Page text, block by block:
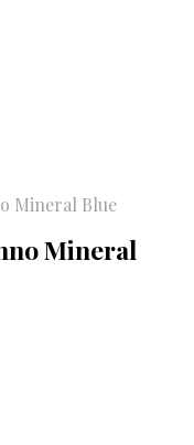
Mineral Blue
Mineral